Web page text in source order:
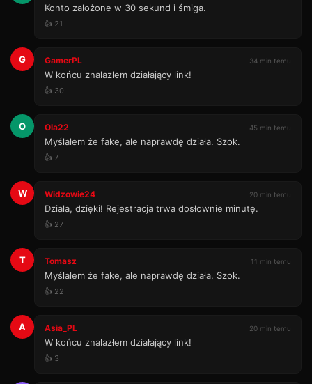
Konto założone w 30 sekund i śmiga.
👍 21
G GamerPL 34 min temu
W końcu znalazłem działający link!
👍 30
O Ola22 45 min temu
Myślałem że fake, ale naprawdę działa. Szok.
👍 7
W Widzowie24 20 min temu
Działa, dzięki! Rejestracja trwa dosłownie minutę.
👍 27
T Tomasz 11 min temu
Myślałem że fake, ale naprawdę działa. Szok.
👍 22
A Asia_PL 20 min temu
W końcu znalazłem działający link!
👍 3